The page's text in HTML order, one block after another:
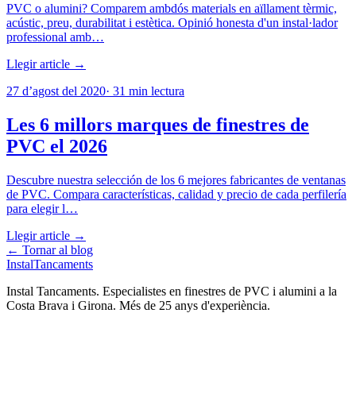
PVC o alumini? Comparem ambdós materials en aïllament tèrmic,
acústic, preu, durabilitat i estètica. Opinió honesta d'un instal·lador
professional amb…
Llegir article →
27 d’agost del 2020· 31 min lectura
Les 6 millors marques de finestres de
PVC el 2026
Descubre nuestra selección de los 6 mejores fabricantes de ventanas
de PVC. Compara características, calidad y precio de cada perfilería
para elegir l…
Llegir article →
← Tornar al blog
InstalTancaments
Instal Tancaments. Especialistes en finestres de PVC i alumini a la
Costa Brava i Girona. Més de 25 anys d'experiència.